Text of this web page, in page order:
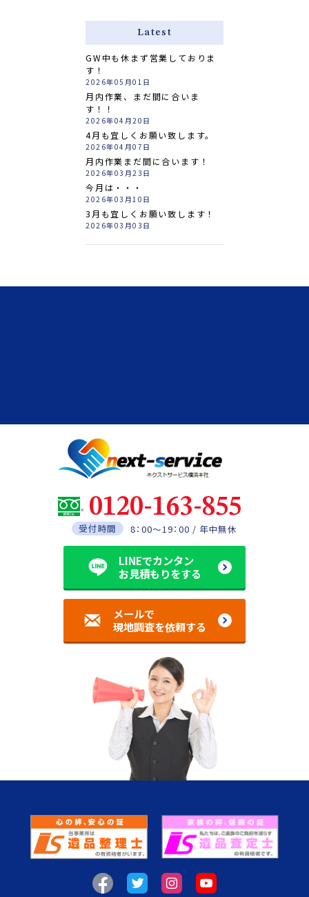
Latest
GW中も休まず営業しておりま
す！
2026年05月01日
月内作業、まだ間に合いま
す！！
2026年04月20日
4月も宜しくお願い致します。
2026年04月07日
月内作業まだ間に合います！
2026年03月23日
今月は・・・
2026年03月10日
3月も宜しくお願い致します！
2026年03月03日
0120-163-855
受付時間 8：00～19：00 / 年中無休
LINEでカンタン
お見積もりをする
メールで
現地調査を依頼する